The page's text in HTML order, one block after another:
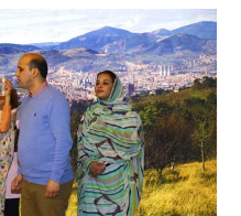
Boards Of Canada, Somak,
Underscores, Habia